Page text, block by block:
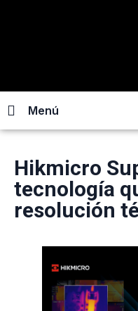
Menú
Hikmicro
tecnología
resolución